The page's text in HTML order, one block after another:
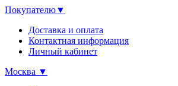
Покупателю▼
Доставка и оплата
Контактная информация
Личный кабинет
Москва ▼